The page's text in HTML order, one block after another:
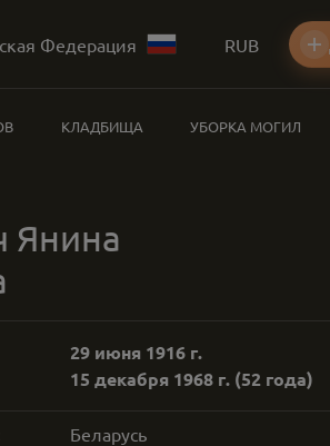
Федерация RUB
КЛАДБИЩА УБОРКА МОГИЛ
Янина
29 июня 1916 г.
15 декабря 1968 г. (52 года)
Беларусь